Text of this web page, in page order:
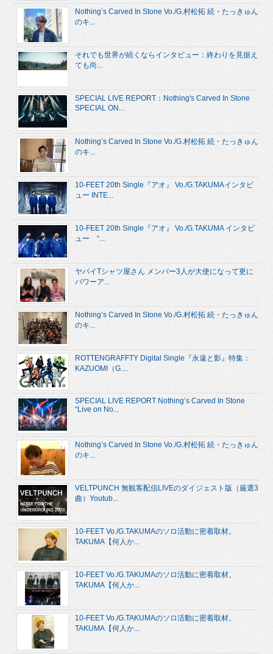
Nothing’s Carved In Stone Vo./G.村松拓 続・たっきゅん
のキ...
それでも世界が続くならインタビュー：終わりを見据え
ても尚...
SPECIAL LIVE REPORT：Nothing's Carved In Stone
SPECIAL ON...
Nothing’s Carved In Stone Vo./G.村松拓 続・たっきゅん
のキ...
10-FEET 20th Single『アオ』 Vo./G.TAKUMAインタビ
ュー INTE...
10-FEET 20th Single『アオ』 Vo./G.TAKUMA インタビ
ュー “...
ヤバイTシャツ屋さん メンバー3人が大使になって更に
パワーア...
Nothing’s Carved In Stone Vo./G.村松拓 続・たっきゅん
のキ...
ROTTENGRAFFTY Digital Single『永遠と影』特集：
KAZUOMI（G....
SPECIAL LIVE REPORT Nothing’s Carved In Stone
“Live on No...
Nothing’s Carved In Stone Vo./G.村松拓 続・たっきゅん
のキ...
VELTPUNCH 無観客配信LIVEのダイジェスト版（厳選3
曲）Youtub...
10-FEET Vo./G.TAKUMAのソロ活動に密着取材。
TAKUMA【何人か...
10-FEET Vo./G.TAKUMAのソロ活動に密着取材。
TAKUMA【何人か...
10-FEET Vo./G.TAKUMAのソロ活動に密着取材。
TAKUMA【何人か...